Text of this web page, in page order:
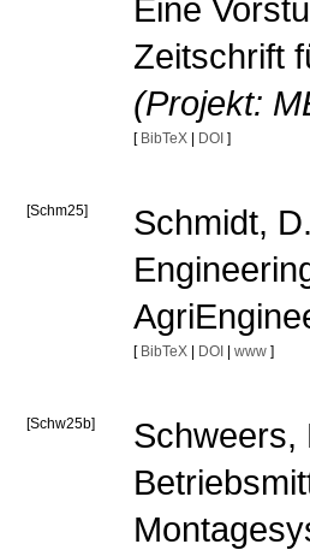
Eine
Zeitschrift
(Projekt:
[ BibTeX| DOI ]
[Schm25]
Schmidt,
[ BibTeX| DOI www ]
[Schw25b]
Schweers,